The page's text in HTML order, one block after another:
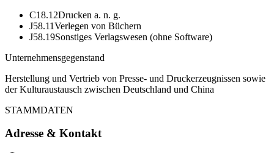
C18.12Drucken a. n. g.
J58.11Verlegen von Büchern
J58.19Sonstiges Verlagswesen (ohne Software)
Unternehmensgegenstand
Herstellung und Vertrieb von Presse- und Druckerzeugnissen sowie
der Kulturaustausch zwischen Deutschland und China
STAMMDATEN
Adresse & Kontakt